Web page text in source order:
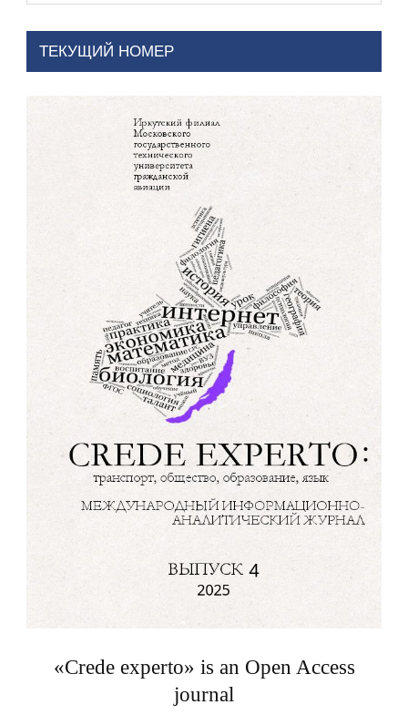
ТЕКУЩИЙ НОМЕР
«Crede experto» is an Open Access
journal